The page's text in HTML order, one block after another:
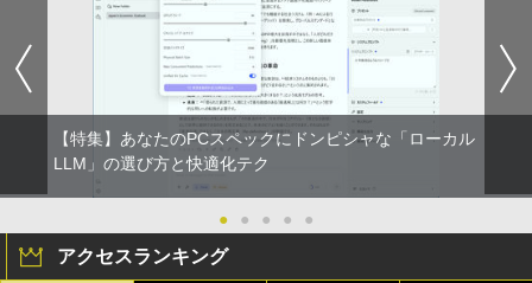
【特集】あなたのPCスペックにドンピシャな「ローカル
LLM」の選び方と快適化テク
● ● ● ● ●
アクセスランキング